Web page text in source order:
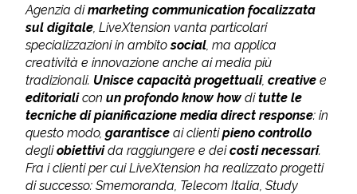
Agenzia dimarketing communication focalizzata
sul digitale, LiveXtension vanta particolari
specializzazioni in ambitosocial, ma applica
creatività e innovazione anche ai media più
tradizionali. Unisce capacità progettuali, creativee
editorialicon un profondo know howditutte le
tecniche di pianificazione media direct response: in
questo modo,garantisce ai clientipieno controllo
degliobiettivida raggiungere e deicosti necessari.
Fra i clienti per cui LiveXtension ha realizzato progetti
di successo: Smemoranda, Telecom Italia, Study